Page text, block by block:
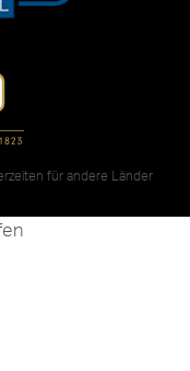
für andere Länder